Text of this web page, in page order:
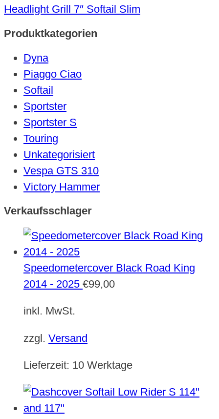
Headlight Grill 7″ Softail Slim
Produktkategorien
Dyna
Piaggo Ciao
Softail
Sportster
Sportster S
Touring
Unkategorisiert
Vespa GTS 310
Victory Hammer
Verkaufsschlager
Speedometercover Black Road King
2014 - 2025 €99,00
inkl. MwSt.
zzgl. Versand
Lieferzeit: 10 Werktage